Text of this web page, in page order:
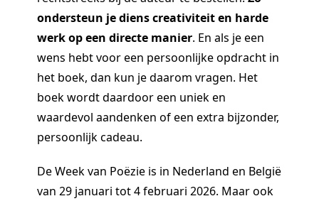
ondersteun je diens creativiteit en harde
werk op een directe manier. En als je een
wens hebt voor een persoonlijke opdracht in
het boek, dan kun je daarom vragen. Het
boek wordt daardoor een uniek en
waardevol aandenken of een extra bijzonder,
persoonlijk cadeau.
De Week van Poëzie is in Nederland en België
van 29 januari tot 4 februari 2026. Maar ook